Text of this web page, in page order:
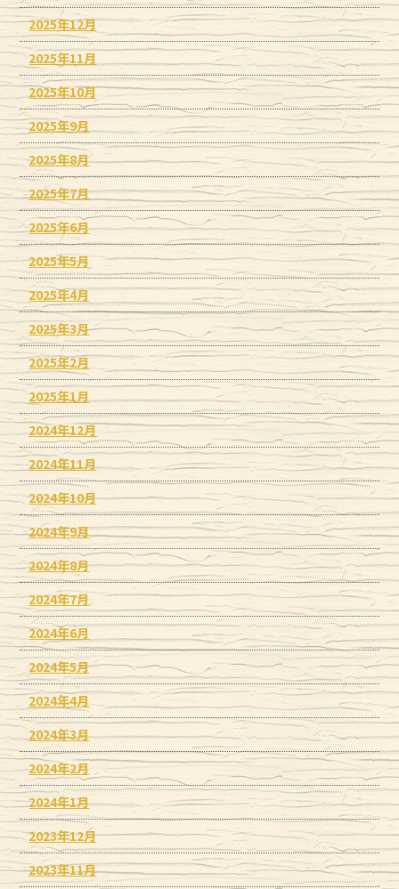
2025年12月
2025年11月
2025年10月
2025年9月
2025年8月
2025年7月
2025年6月
2025年5月
2025年4月
2025年3月
2025年2月
2025年1月
2024年12月
2024年11月
2024年10月
2024年9月
2024年8月
2024年7月
2024年6月
2024年5月
2024年4月
2024年3月
2024年2月
2024年1月
2023年12月
2023年11月